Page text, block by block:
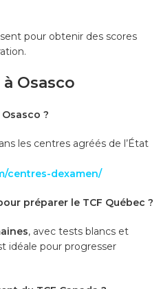
pour obtenir des scores
à Osasco
?
les centres agréés de l’État
centres-dexamen/
préparer le TCF Québec ?
, avec tests blancs et
idéale pour progresser